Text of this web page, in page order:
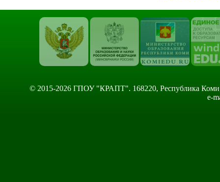
© 2015-2026 ГПОУ "КРАПТ". 168220, Республика Коми,
e-